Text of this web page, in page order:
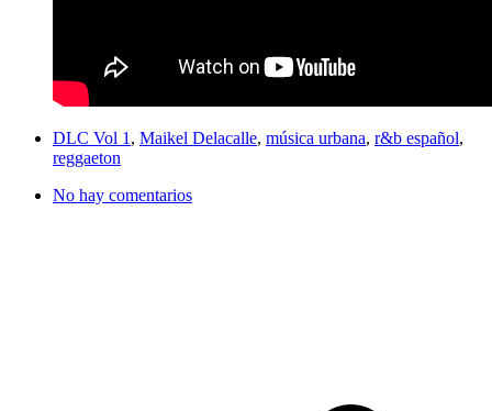
DLC Vol 1 , Maikel Delacalle, música urbana, r&b español,
reggaeton
No hay comentarios